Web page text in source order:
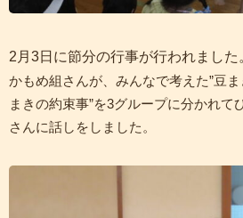
2月3日に節分の行事が行われました
かもめ組さんが、みんなで考えた”豆ま
まきの約束事”を3グループに分かれて
さんに話しをしました。